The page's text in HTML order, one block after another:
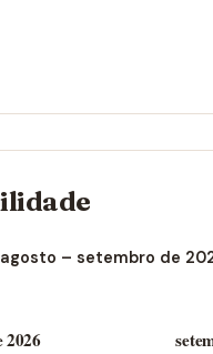
agosto – setembro de
2026